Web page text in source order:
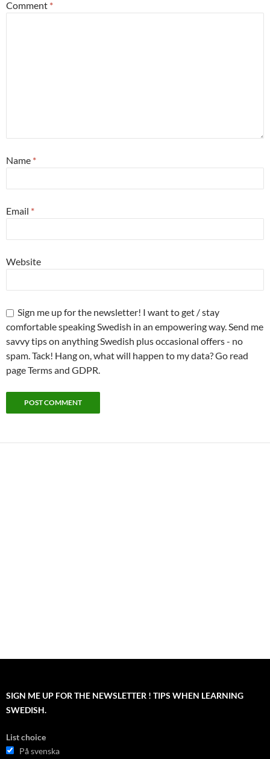
Comment *
Name *
Email *
Website
Sign me up for the newsletter! I want to get / stay
comfortable speaking Swedish in an empowering way. Send me
savvy tips on anything Swedish plus occasional offers - no
spam. Tack! Hang on, what will happen to my data? Go read
page Terms and GDPR.
SIGN ME UP FOR THE NEWSLETTER ! TIPS WHEN LEARNING
SWEDISH.
List choice
På svenska